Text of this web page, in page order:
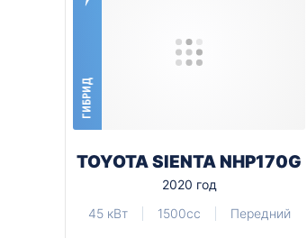
ГИБРИД
TOYOTA SIENTA NHP170G
2020 год
45 кВт
1500cc Передний